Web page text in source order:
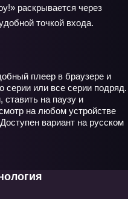
раскрывается через
точкой входа.
плеер в браузере и
серии или все серии подряд.
ставить на паузу и
на любом устройстве
вариант на русском